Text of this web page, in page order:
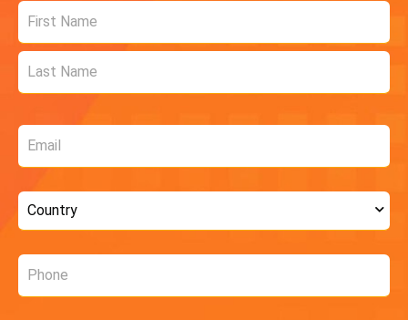
Name
Email
Country
Phone